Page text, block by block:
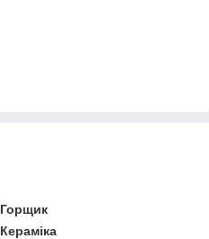
Горщик
Кераміка